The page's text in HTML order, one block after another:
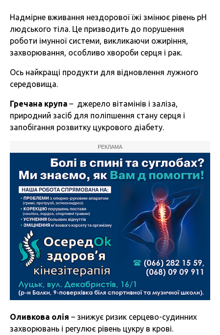
Надмірне вживання нездорової їжі змінює рівень рН
людського тіла. Це призводить до порушення
роботи імунної системи, викликаючи ожиріння,
захворювання, особливо хвороби серця і рак.
Ось найкращі продукти для відновлення лужного
середовища.
Гречана крупа – джерело вітамінів і заліза,
природний засіб для поліпшення стану серця і
запобігання розвитку цукрового діабету.
РЕКЛАМА
Оливкова олія – знижує ризик серцево-судинних
захворювань і регулює рівень цукру в крові.